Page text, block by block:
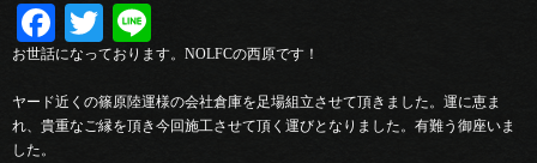
Facebook
Twitter
お世話になっております。NOLFCの西原です！
ヤード近くの篠原陸運様の会社倉庫を足場組立させて頂きました。運に恵ま
れ、貴重なご縁を頂き今回施工させて頂く運びとなりました。有難う御座いま
した。